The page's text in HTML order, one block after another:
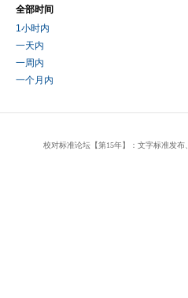
全部时间
1小时内
一天内
一周内
一个月内
校对标准论坛【第15年】：文字标准发布